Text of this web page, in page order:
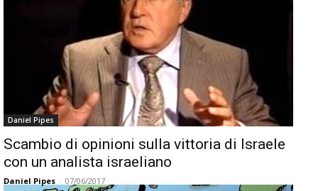
Daniel Pipes
Scambio di opinioni sulla vittoria di Israele
con un analista israeliano
Daniel Pipes - 07/06/2017